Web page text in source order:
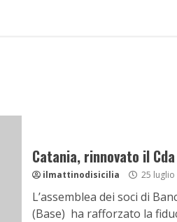
Catania, rinnovato il
ilmattinodisicilia 25 luglio
L’assemblea dei soci di
(Base) ha rafforzato la